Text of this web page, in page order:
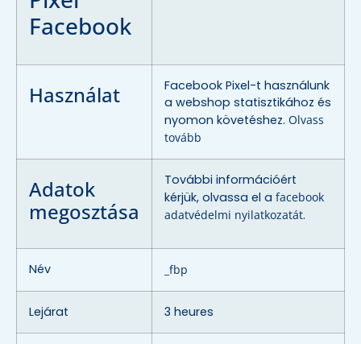
Facebook
Használat
Facebook Pixel-t használunk
a webshop statisztikához és
nyomon követéshez. Olvass
tovább
Adatok
megosztása
További információért
kérjük, olvassa el a facebook
adatvédelmi nyilatkozatát.
Név _fbp
Lejárat 3 heures